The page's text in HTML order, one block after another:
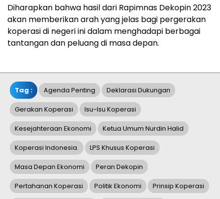
Diharapkan bahwa hasil dari Rapimnas Dekopin 2023
akan memberikan arah yang jelas bagi pergerakan
koperasi di negeri ini dalam menghadapi berbagai
tantangan dan peluang di masa depan.
Tag : Agenda Penting Deklarasi Dukungan
Gerakan Koperasi Isu-Isu Koperasi
Kesejahteraan Ekonomi Ketua Umum Nurdin Halid
Koperasi Indonesia. LPS Khusus Koperasi
Masa Depan Ekonomi Peran Dekopin
Pertahanan Koperasi Politik Ekonomi Prinsip Koperasi